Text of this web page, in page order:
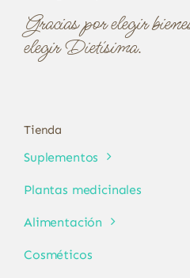
Gracias por elegir
elegir Dietísima.
Tienda
Suplementos
Plantas medicinales
Alimentación
Cosméticos